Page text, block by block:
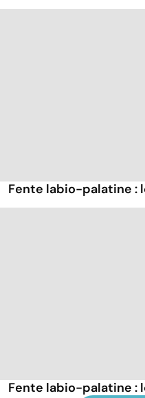
Fente labio-palatine :
Fente labio-palatine :